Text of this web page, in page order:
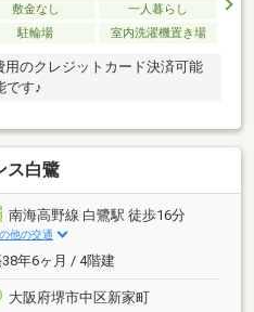
敷金なし
一人暮らし
駐輪場 室内洗濯機置き場
用のクレジットカード決済可能
です♪
ス白鷺
南海高野線 白鷺駅 徒歩16分
他の交通
年6ヶ月 / 4階建
大阪府堺市中区新家町